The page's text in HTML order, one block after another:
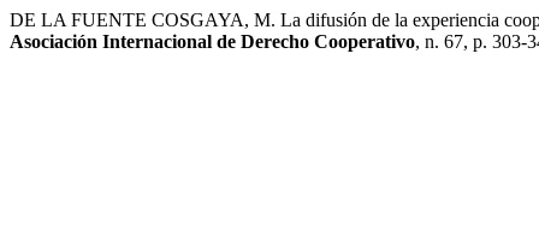
DE LA FUENTE COSGAYA, M. La difusión de la experiencia
Asociación Internacional de Derecho Cooperativo, n. 67, p. 303-